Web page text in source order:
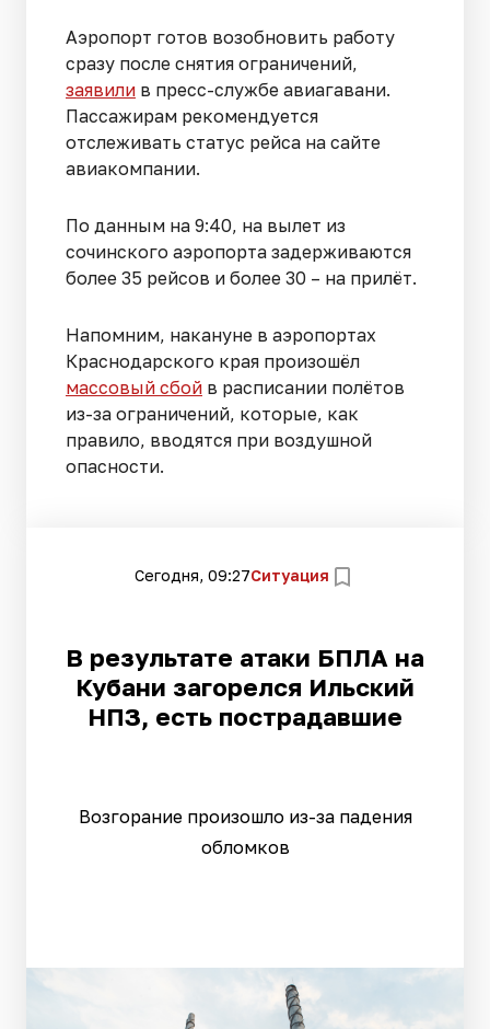
Аэропорт готов возобновить работу
сразу после снятия ограничений,
заявили в пресс-службе авиагавани.
Пассажирам рекомендуется
отслеживать статус рейса на сайте
авиакомпании.
По данным на 9:40, на вылет из
сочинского аэропорта задерживаются
более 35 рейсов и более 30 – на прилёт.
Напомним, накануне в аэропортах
Краснодарского края произошёл
массовый сбой в расписании полётов
из-за ограничений, которые, как
правило, вводятся при воздушной
опасности.
Сегодня, 09:27Ситуация
В результате атаки БПЛА на
Кубани загорелся Ильский
НПЗ, есть пострадавшие
Возгорание произошло из-за падения
обломков